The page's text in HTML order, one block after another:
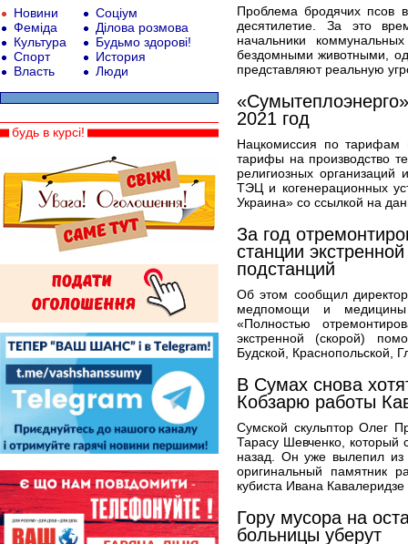
Проблема бродячих псов
десятилетие. За это
начальники
бездомными животными,
представляют реальную
2021 год
Нацкомиссия по тарифам
тарифы на производство
религиозных
ТЭЦ и когенерационных
Украина» со ссылкой на
За год
станции
подстанций
Об этом сообщил директор
медпомощи и медицины
«Полностью
экстренной (скорой)
Будской, Краснопольской,
В Сумах снова
Кобзарю работы
Сумской скульптор Олег
Тарасу Шевченко, который
назад. Он уже вылепил
оригинальный памятник
кубиста Ивана
Гору мусора на
больницы уберут
Новини
Феміда
Культура
Спорт
Власть
Соціум
Ділова розмова
Будьмо здорові!
История
Люди
будь в курсі!